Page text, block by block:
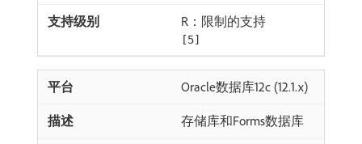
R：限制的支持
[5]
Oracle数据库12c (12.1.x)
存储库和Forms数据库